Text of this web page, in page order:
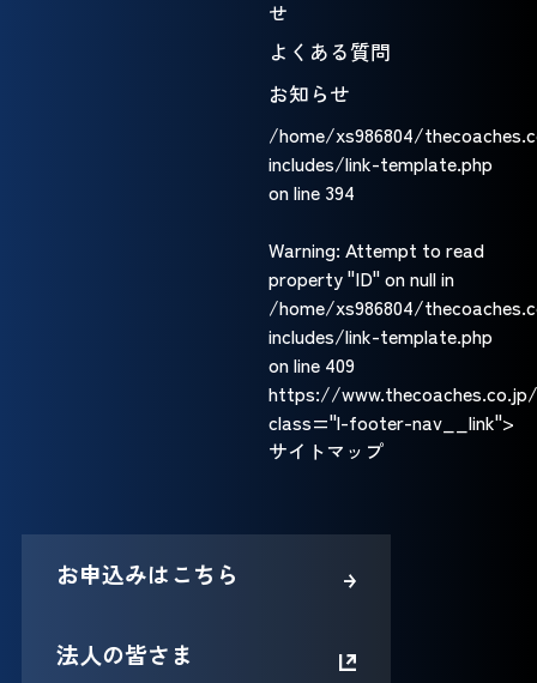
せ
よくある質問
お知らせ
/home/xs986804/
includes/link-template.php
on line 394
Warning: Attempt to read
property "ID" on null in
/home/xs986804/
includes/link-template.php
on line 409
https://
class="l-footer-nav__link">
サイトマップ
お申込みはこちら
法人の皆さま